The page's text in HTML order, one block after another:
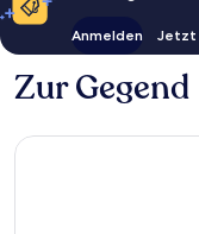
Anmelden Jetzt
Zur Gegend